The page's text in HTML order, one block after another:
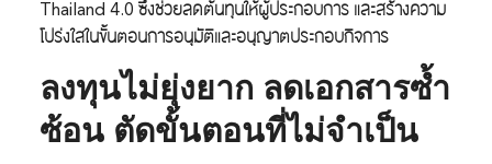
Thailand 4.0 ซึ่งช่วยลดต้นทุนให้ผู้ประกอบการ และสร้างความ
โปร่งใสในขั้นตอนการอนุมัติและอนุญาตประกอบกิจการ
ลงทุนไม่ยุ่งยาก ลดเอกสารซ้ำ
ซ้อน ตัดขั้นตอนที่ไม่จำเป็น